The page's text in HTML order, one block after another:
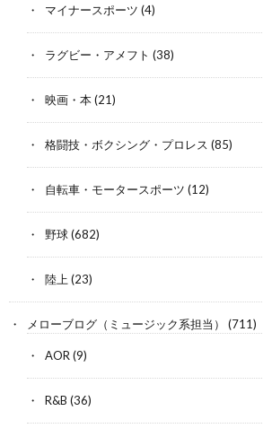
マイナースポーツ (4)
ラグビー・アメフト (38)
映画・本(21)
格闘技・ボクシング・プロレス (85)
自転車・モータースポーツ (12)
野球(682)
陸上 (23)
メローブログ（ミュージック系担当） (711)
AOR (9)
R&B (36)